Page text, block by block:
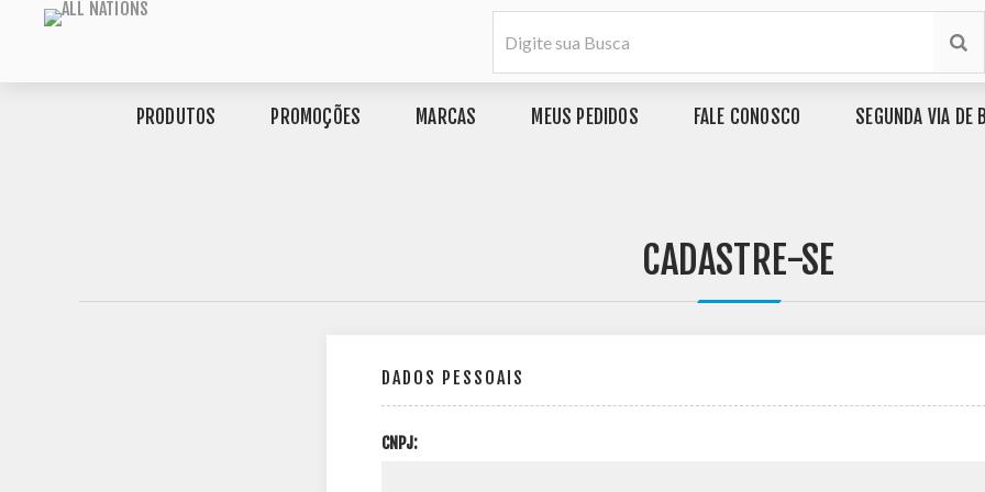
PRODUTOS PROMOÇÕES MARCAS MEUS PEDIDOS FALE CONOSCO SEGUNDA VIA DE
CADASTRE-SE
DADOS PESSOAIS
CNPJ: